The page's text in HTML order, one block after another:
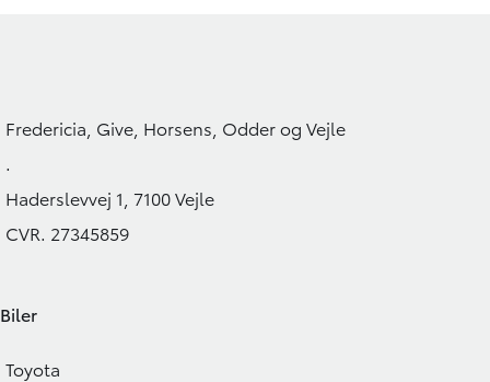
FINANSIERING
Fredericia, Give, Horsens, Odder og Vejle
.
Haderslevvej 1, 7100 Vejle
CVR. 27345859
Biler
Toyota